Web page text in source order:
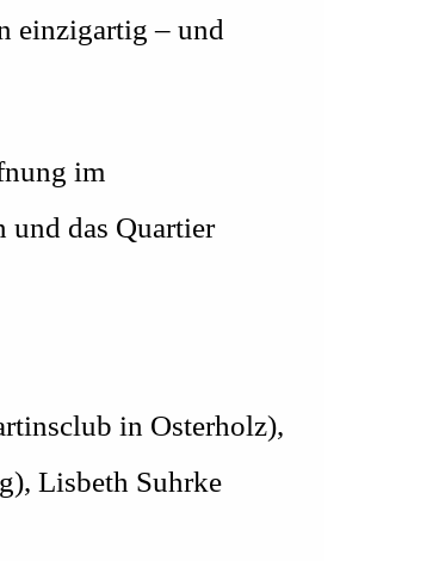
einzigartig – und
im
und das Quartier
in Osterholz),
Lisbeth Suhrke